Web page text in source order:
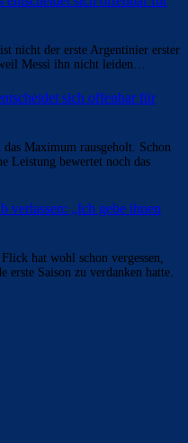
nicht der erste Argentinier erster
Messi ihn nicht leiden…
sich offenbar für
Maximum rausgeholt. Schon
Leistung bewertet noch das
verlassen: „Ich gebe ihnen
hat wohl schon vergessen,
erste Saison zu verdanken hatte.